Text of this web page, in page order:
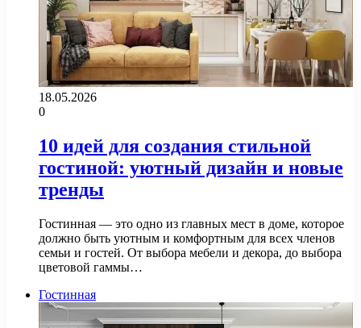
18.05.2026
0
10 идей для создания стильной
гостиной: уютный дизайн и новые
тренды
Гостинная — это одно из главных мест в доме, которое
должно быть уютным и комфортным для всех членов
семьи и гостей. От выбора мебели и декора, до выбора
цветовой гаммы…
Гостинная